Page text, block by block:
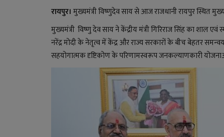
रायपुर। मुख्यमंत्री विष्णुदेव साय से आज राजधानी रायपुर स्थित
मुख्यमंत्री विष्णु देव साय ने केंद्रीय मंत्री गिरिराज सिंह का शाल
नरेंद्र मोदी के नेतृत्व में केंद्र और राज्य सरकारों के बीच बेहतर
सहयोगात्मक दृष्टिकोण के परिणामस्वरूप जनकल्याणकारी